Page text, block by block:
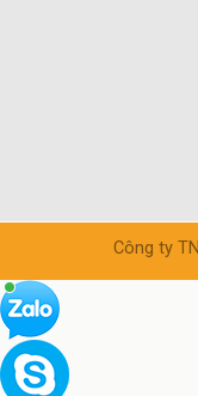
Công ty